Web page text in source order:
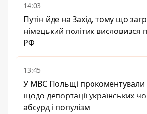
14:03
Путін йде на Захід, тому що
німецький політик висловився
РФ
13:45
У МВС Польщі прокоментували
щодо депортації українських
абсурд і популізм